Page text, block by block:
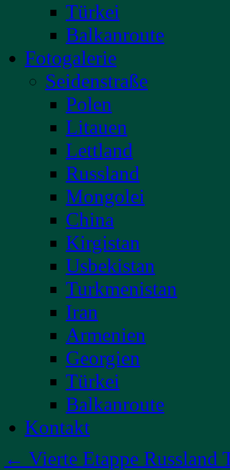
Türkei
Balkanroute
Fotogalerie
Seidenstraße
Polen
Litauen
Lettland
Russland
Mongolei
China
Kirgistan
Usbekistan
Turkmenistan
Iran
Armenien
Georgien
Türkei
Balkanroute
Kontakt
← Vierte Etappe Russland